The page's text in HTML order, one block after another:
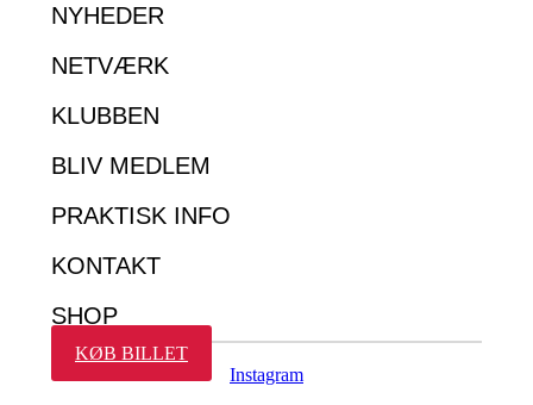
NYHEDER
NETVÆRK
KLUBBEN
BLIV MEDLEM
PRAKTISK INFO
KONTAKT
SHOP
KØB BILLET
Instagram